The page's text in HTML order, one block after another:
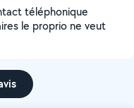
téléphonique
le proprio ne veut